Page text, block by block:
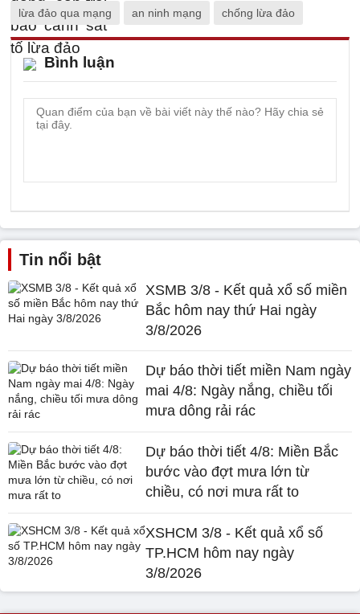
lừa đảo qua mạng an ninh mạng chống lừa đảo
Bình luận
Tin nổi bật
XSMB 3/8 - Kết quả xổ số miền
Bắc hôm nay thứ Hai ngày
3/8/2026
Dự báo thời tiết miền Nam ngày
mai 4/8: Ngày nắng, chiều tối
mưa dông rải rác
Dự báo thời tiết 4/8: Miền Bắc
bước vào đợt mưa lớn từ
chiều, có nơi mưa rất to
XSHCM 3/8 - Kết quả xổ số
TP.HCM hôm nay ngày
3/8/2026